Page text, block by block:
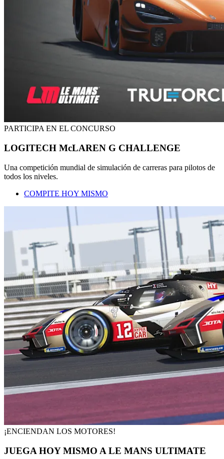
PARTICIPA EN EL CONCURSO
LOGITECH McLAREN G CHALLENGE
Una competición mundial de simulación de carreras para pilotos de
todos los niveles.
COMPITE HOY MISMO
¡ENCIENDAN LOS MOTORES!
JUEGA HOY MISMO A LE MANS ULTIMATE